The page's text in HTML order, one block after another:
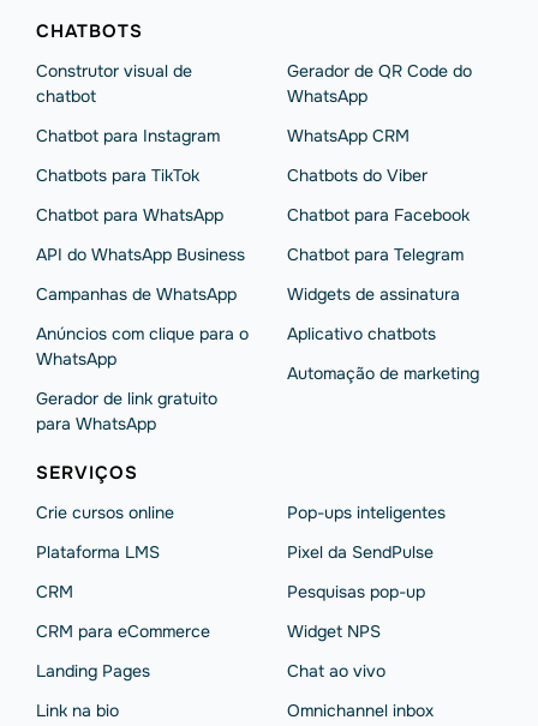
CHATBOTS
Construtor visual de
chatbot
Chatbot para Instagram
Chatbots para TikTok
Chatbot para WhatsApp
API do WhatsApp Business
Campanhas de WhatsApp
Anúncios com clique para o
WhatsApp
Gerador de link gratuito
para WhatsApp
Gerador de QR Code do
WhatsApp
WhatsApp CRM
Chatbots do Viber
Chatbot para Facebook
Chatbot para Telegram
Widgets de assinatura
Aplicativo chatbots
Automação de marketing
SERVIÇOS
Crie cursos online
Plataforma LMS
CRM
CRM para eCommerce
Landing Pages
Link na bio
Pop-ups inteligentes
Pixel da SendPulse
Pesquisas pop-up
Widget NPS
Chat ao vivo
Omnichannel inbox